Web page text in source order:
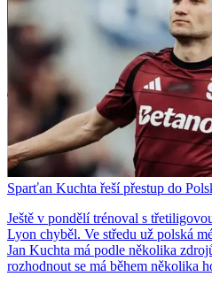
Sparťan Kuchta řeší přestup do
Ještě v pondělí trénoval s
Lyon chyběl. Ve středu už polská
Jan Kuchta má podle několika
rozhodnout se má během několika